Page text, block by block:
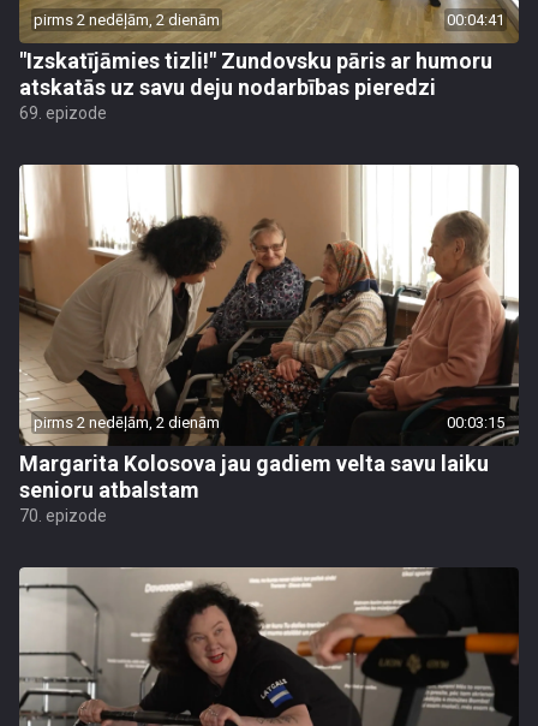
pirms 2 nedēļām, 2 dienām 00:04:41
"Izskatījāmies tizli!" Zundovsku pāris ar humoru
atskatās uz savu deju nodarbības pieredzi
69. epizode
pirms 2 nedēļām, 2 dienām 00:03:15
Margarita Kolosova jau gadiem velta savu laiku
senioru atbalstam
70. epizode